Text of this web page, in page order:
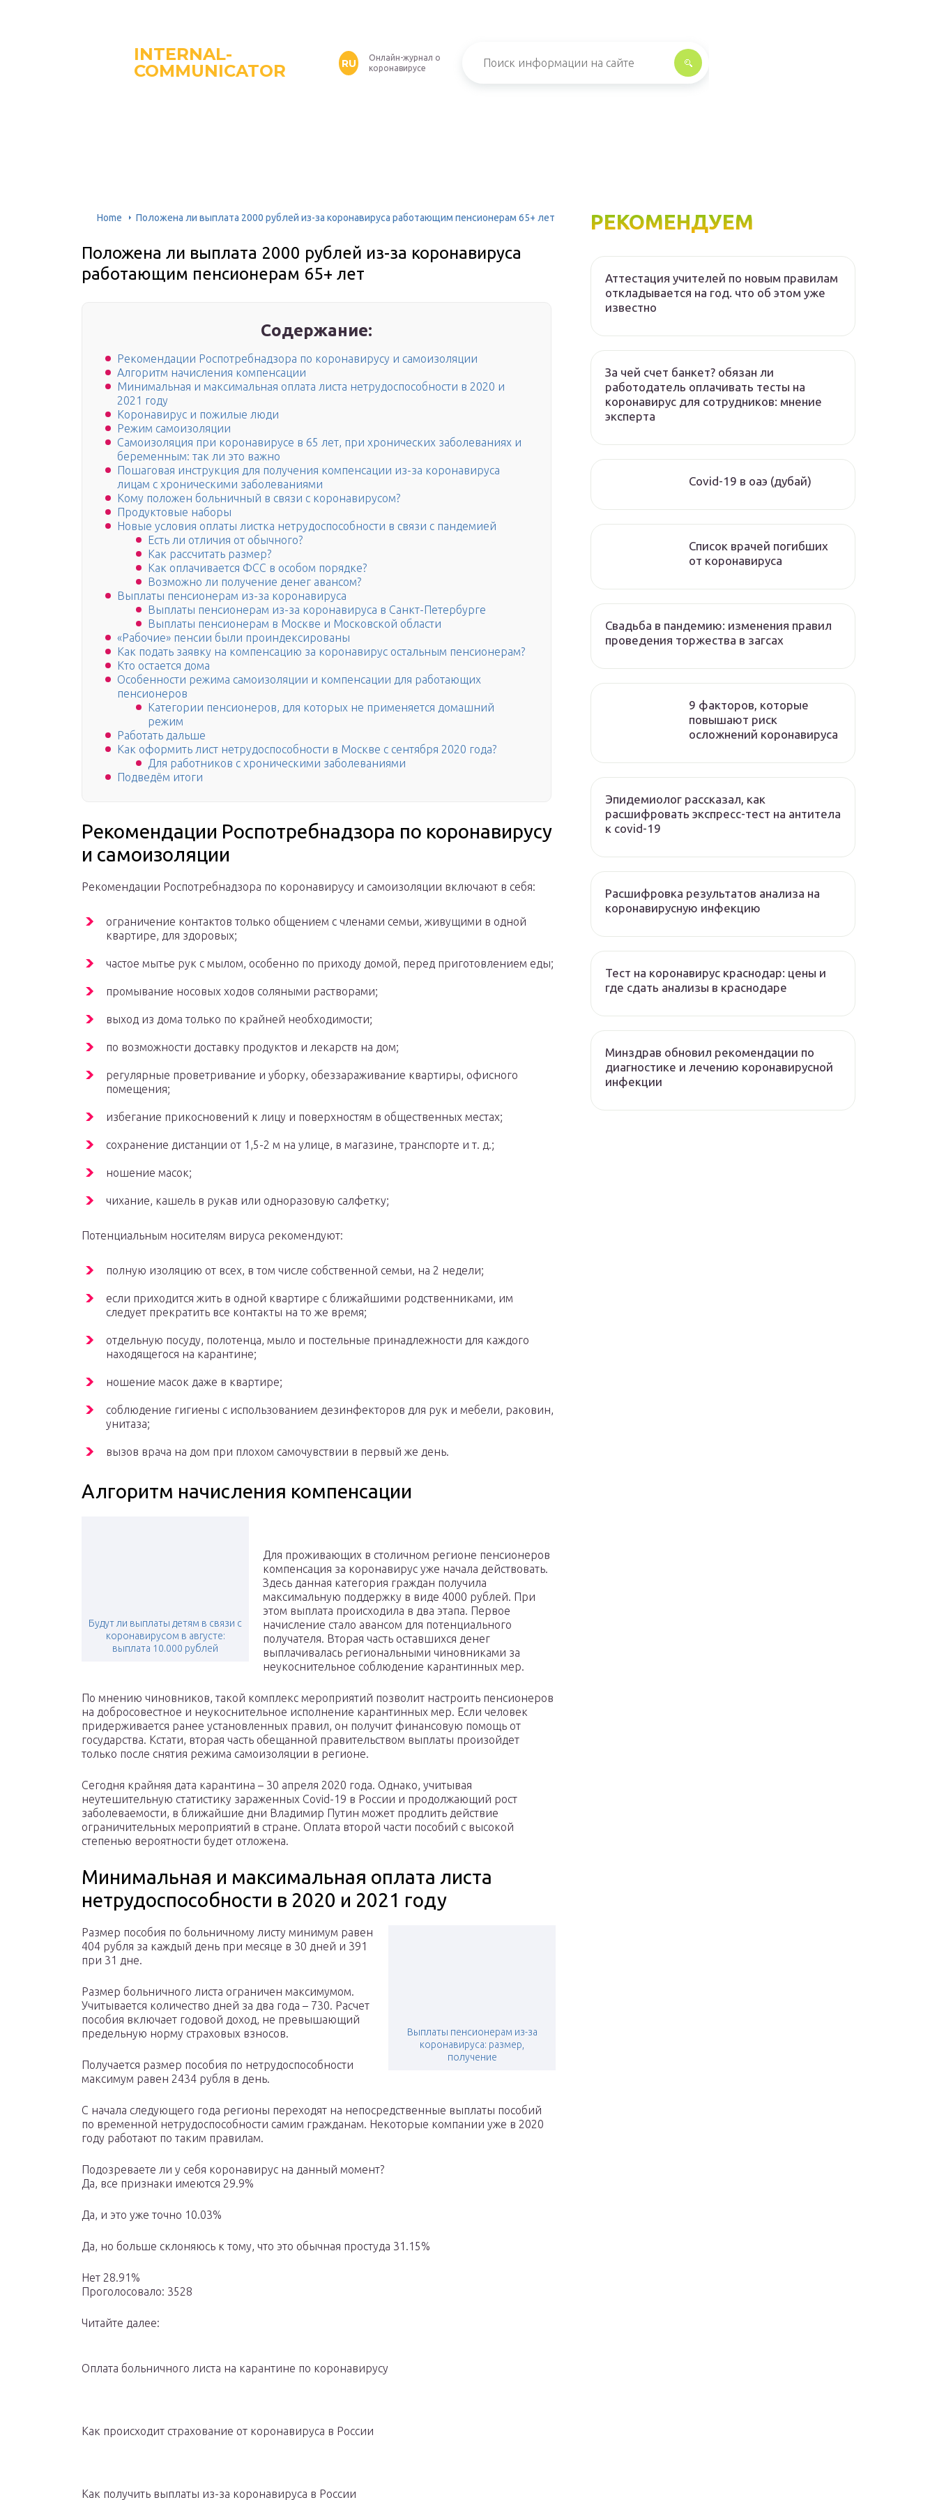
INTERNAL-
COMMUNICATOR
RU
Онлайн-журнал о
коронавирусе
Home Положена ли выплата 2000 рублей из-за коронавируса работающим пенсионерам 65+ лет
Положена ли выплата 2000 рублей из-за коронавируса
работающим пенсионерам 65+ лет
Содержание:
Рекомендации Роспотребнадзора по коронавирусу и самоизоляции
Алгоритм начисления компенсации
Минимальная и максимальная оплата листа нетрудоспособности в 2020 и
2021 году
Коронавирус и пожилые люди
Режим самоизоляции
Самоизоляция при коронавирусе в 65 лет, при хронических заболеваниях и
беременным: так ли это важно
Пошаговая инструкция для получения компенсации из-за коронавируса
лицам с хроническими заболеваниями
Кому положен больничный в связи с коронавирусом?
Продуктовые наборы
Новые условия оплаты листка нетрудоспособности в связи с пандемией
Есть ли отличия от обычного?
Как рассчитать размер?
Как оплачивается ФСС в особом порядке?
Возможно ли получение денег авансом?
Выплаты пенсионерам из-за коронавируса
Выплаты пенсионерам из-за коронавируса в Санкт-Петербурге
Выплаты пенсионерам в Москве и Московской области
«Рабочие» пенсии были проиндексированы
Как подать заявку на компенсацию за коронавирус остальным пенсионерам?
Кто остается дома
Особенности режима самоизоляции и компенсации для работающих
пенсионеров
Категории пенсионеров, для которых не применяется домашний
режим
Работать дальше
Как оформить лист нетрудоспособности в Москве с сентября 2020 года?
Для работников с хроническими заболеваниями
Подведём итоги
Рекомендации Роспотребнадзора по коронавирусу
и самоизоляции
Рекомендации Роспотребнадзора по коронавирусу и самоизоляции включают в себя:
ограничение контактов только общением с членами семьи, живущими в одной
квартире, для здоровых;
частое мытье рук с мылом, особенно по приходу домой, перед приготовлением еды;
промывание носовых ходов соляными растворами;
выход из дома только по крайней необходимости;
по возможности доставку продуктов и лекарств на дом;
регулярные проветривание и уборку, обеззараживание квартиры, офисного
помещения;
избегание прикосновений к лицу и поверхностям в общественных местах;
сохранение дистанции от 1,5-2 м на улице, в магазине, транспорте и т. д.;
ношение масок;
чихание, кашель в рукав или одноразовую салфетку;
Потенциальным носителям вируса рекомендуют:
полную изоляцию от всех, в том числе собственной семьи, на 2 недели;
если приходится жить в одной квартире с ближайшими родственниками, им
следует прекратить все контакты на то же время;
отдельную посуду, полотенца, мыло и постельные принадлежности для каждого
находящегося на карантине;
ношение масок даже в квартире;
соблюдение гигиены с использованием дезинфекторов для рук и мебели, раковин,
унитаза;
вызов врача на дом при плохом самочувствии в первый же день.
Алгоритм начисления компенсации
Будут ли выплаты детям в связи с
коронавирусом в августе:
выплата 10.000 рублей
Для проживающих в столичном регионе пенсионеров
компенсация за коронавирус уже начала действовать.
Здесь данная категория граждан получила
максимальную поддержку в виде 4000 рублей. При
этом выплата происходила в два этапа. Первое
начисление стало авансом для потенциального
получателя. Вторая часть оставшихся денег
выплачивалась региональными чиновниками за
неукоснительное соблюдение карантинных мер.
По мнению чиновников, такой комплекс мероприятий позволит настроить пенсионеров
на добросовестное и неукоснительное исполнение карантинных мер. Если человек
придерживается ранее установленных правил, он получит финансовую помощь от
государства. Кстати, вторая часть обещанной правительством выплаты произойдет
только после снятия режима самоизоляции в регионе.
Сегодня крайняя дата карантина – 30 апреля 2020 года. Однако, учитывая
неутешительную статистику зараженных Covid-19 в России и продолжающий рост
заболеваемости, в ближайшие дни Владимир Путин может продлить действие
ограничительных мероприятий в стране. Оплата второй части пособий с высокой
степенью вероятности будет отложена.
Минимальная и максимальная оплата листа
нетрудоспособности в 2020 и 2021 году
Выплаты пенсионерам из-за
коронавируса: размер,
получение
Размер пособия по больничному листу минимум равен
404 рубля за каждый день при месяце в 30 дней и 391
при 31 дне.
Размер больничного листа ограничен максимумом.
Учитывается количество дней за два года – 730. Расчет
пособия включает годовой доход, не превышающий
предельную норму страховых взносов.
Получается размер пособия по нетрудоспособности
максимум равен 2434 рубля в день.
С начала следующего года регионы переходят на непосредственные выплаты пособий
по временной нетрудоспособности самим гражданам. Некоторые компании уже в 2020
году работают по таким правилам.
Подозреваете ли у себя коронавирус на данный момент?
Да, все признаки имеются 29.9%
Да, и это уже точно 10.03%
Да, но больше склоняюсь к тому, что это обычная простуда 31.15%
Нет 28.91%
Проголосовало: 3528
Читайте далее:
Оплата больничного листа на карантине по коронавирусу
Как происходит страхование от коронавируса в России
Как получить выплаты из-за коронавируса в России
РЕКОМЕНДУЕМ
Аттестация учителей по новым правилам
откладывается на год. что об этом уже
известно
За чей счет банкет? обязан ли
работодатель оплачивать тесты на
коронавирус для сотрудников: мнение
эксперта
Covid-19 в оаэ (дубай)
Список врачей погибших
от коронавируса
Свадьба в пандемию: изменения правил
проведения торжества в загсах
9 факторов, которые
повышают риск
осложнений коронавируса
Эпидемиолог рассказал, как
расшифровать экспресс-тест на антитела
к covid-19
Расшифровка результатов анализа на
коронавирусную инфекцию
Тест на коронавирус краснодар: цены и
где сдать анализы в краснодаре
Минздрав обновил рекомендации по
диагностике и лечению коронавирусной
инфекции